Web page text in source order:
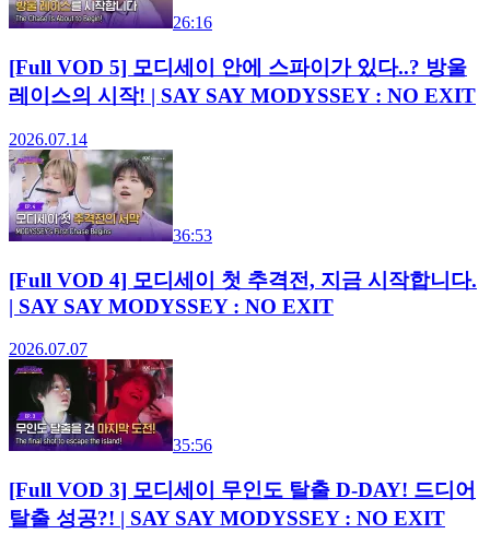
26:16
[Full VOD 5] 모디세이 안에 스파이가 있다..? 방울
레이스의 시작! | SAY SAY MODYSSEY : NO EXIT
2026.07.14
36:53
[Full VOD 4] 모디세이 첫 추격전, 지금 시작합니다.
| SAY SAY MODYSSEY : NO EXIT
2026.07.07
35:56
[Full VOD 3] 모디세이 무인도 탈출 D-DAY! 드디어
탈출 성공?! | SAY SAY MODYSSEY : NO EXIT